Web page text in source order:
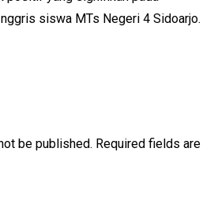
siswa MTs Negeri 4 Sidoarjo.
be published. Required fields are